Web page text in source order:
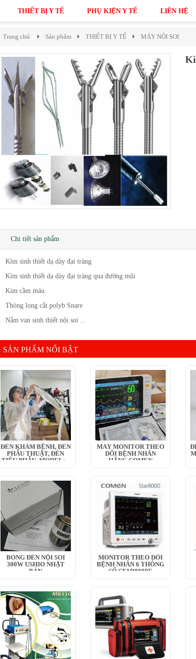
THIẾT BỊ Y TẾ PHỤ KIỆN Y TẾ LIÊN HỆ
Trang chủ Sản phẩm THIẾT BỊ Y TẾ MÁY NỘI SOI
Chi tiết sản phẩm
Kìm sinh thiết dạ dày đại tràng
Kìm sinh thiết dạ dày đại tràng qua đường mũi
Kim cầm máu
Thòng lọng cắt polyb Snare
Nắm van sinh thiết nội soi ...
SẢN PHẨM NỔI BẬT
ĐÈN KHÁM BỆNH, ĐÈN
PHẪU THUẬT, ĐÈN
TIỂU PHẪU, MODEL:...
MÁY MONITOR THEO
DÕI BỆNH NHÂN
HÃNG COMEN
BÓNG ĐÈN NỘI SOI
300W USHIO NHẬT
BẢN
MONITOR THEO DÕI
BỆNH NHÂN 6 THÔNG
SỐ STAR8000E